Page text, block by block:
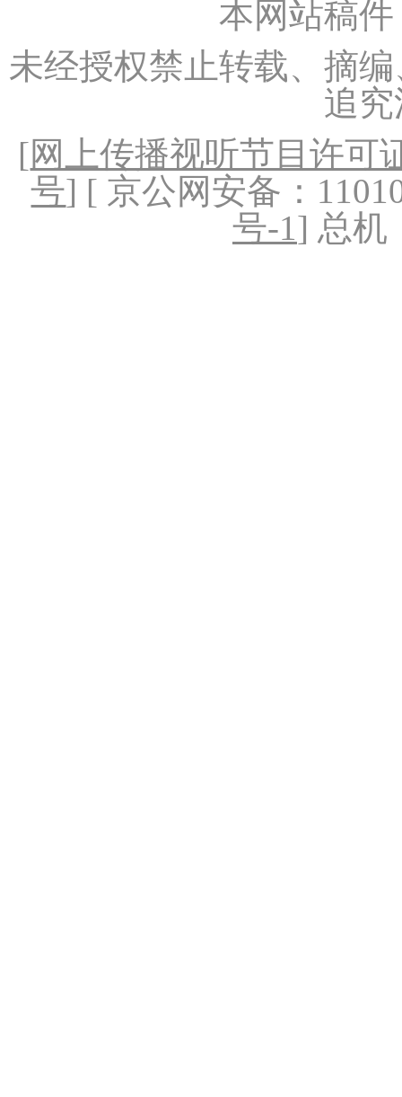
本网站稿
未经授权禁止转载、摘
追
[网上传播视听节目许可
号] [ 京公网安备：
号-1] 总机